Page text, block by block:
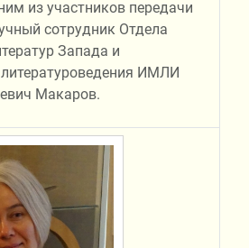
из участников передачи
сотрудник Отдела
Запада и
литературоведения ИМЛИ
Макаров.